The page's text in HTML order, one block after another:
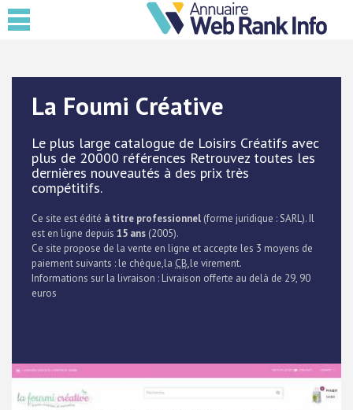
La Foumi Créative
Le plus large catalogue de Loisirs Créatifs avec
plus de 20000 références Retrouvez toutes les
dernières nouveautés à des prix très
compétitifs.
Ce site est édité à titre professionnel (forme juridique : SARL). Il
est en ligne depuis 15 ans (2005).
Ce site propose de la vente en ligne et accepte les 3 moyens de
paiement suivants : le chèque,la CB,le virement.
Informations sur la livraison : Livraison offerte au delà de 29, 90
euros